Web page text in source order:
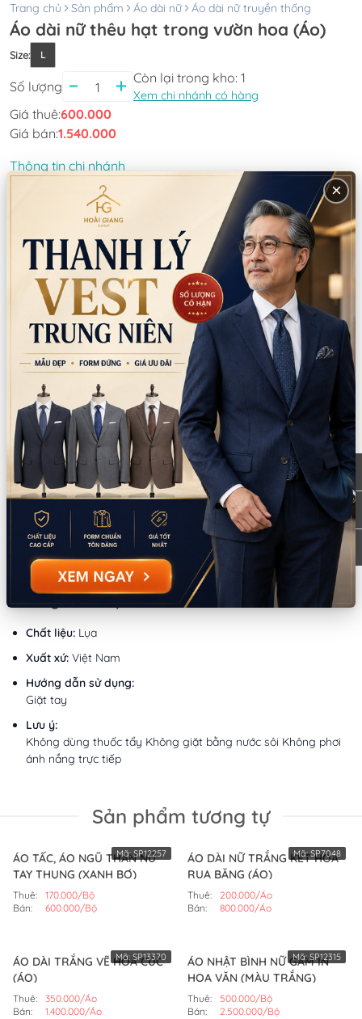
Trang chủ Sản phẩm Áo dài nữ Áo dài nữ truyền thống
Áo dài nữ thêu hạt trong vườn hoa (Áo)
Size: L
Số lượng
Còn lại trong kho: 1
Xem chi nhánh có hàng
Giá thuê:600.000
Giá bán:1.540.000
Thông tin chi nhánh
*LƯU Ý: Thời gian làm việc các chi nhánh khác nhau. Quý khách
CN Quận 5
Tồn: 0
8 Nguyễn Thời Trung, Phường An Đông,
TPHCM
Xem
bản đồ
0777.195.929 - 0974.230.324
9:00 - 18:00 (Thứ 2 - Thứ 7)
CN Bình Tân
Tồn: 1
759/3A Hương Lộ 2, Phường Bình Trị Đông,
TPHCM
Xem
bản đồ
0932.713.594 - 0986.324.594
9:00 - 18:00 (Thứ 2 - Thứ 7)
CN Bình Thạnh
Tồn: 0
58/6 Tân Cảng, Phường Thạnh Mỹ Tây,
TPHCM
Xem
bản đồ
086.7474.247 - 086.8644.086
9:00 - 18:00 (Thứ 2 - Chủ nhật)
Thông tin sản phẩm
Chất liệu: Lụa
Xuất xứ: Việt Nam
Hướng dẫn sử dụng:
Giặt tay
Lưu ý:
Không dùng thuốc tẩy Không giặt bằng nước sôi Không phơi
ánh nắng trực tiếp
Sản phẩm tương tự
ÁO TẤC, ÁO NGŨ THÂN NỮ
TAY THỤNG (XANH BƠ)
Thuê:
170.000/Bộ
Bán:
600.000/Bộ
Mã:SP12257
ÁO DÀI NỮ TRẮNG KẾT HOA
RUA BĂNG (ÁO)
Thuê:
200.000/Áo
Bán:
800.000/Áo
Mã:SP7048
ÁO DÀI TRẮNG VẼ HOA CÚC
(ÁO)
Thuê:
350.000/Áo
Bán:
1.400.000/Áo
Mã: SP13370
ÁO NHẬT BÌNH NỮ GẤM IN
HOA VĂN (MÀU TRẮNG)
Thuê:
500.000/Bộ
Bán:
2.500.000/Bộ
Mã:SP12315
×